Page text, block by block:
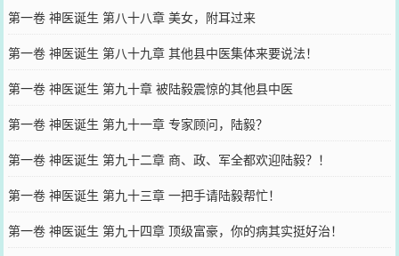
第一卷 神医诞生 第八十八章 美女，附耳过来
第一卷 神医诞生 第八十九章 其他县中医集体来要说法！
第一卷 神医诞生 第九十章 被陆毅震惊的其他县中医
第一卷 神医诞生 第九十一章 专家顾问，陆毅？
第一卷 神医诞生 第九十二章 商、政、军全都欢迎陆毅？！
第一卷 神医诞生 第九十三章 一把手请陆毅帮忙！
第一卷 神医诞生 第九十四章 顶级富豪，你的病其实挺好治！